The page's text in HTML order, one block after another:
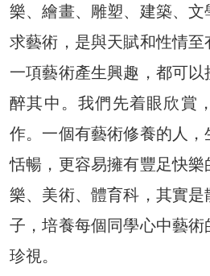
樂、繪畫、雕塑、建築、文
求藝術，是與天賦和性情
一項藝術產生興趣，都可
醉其中。我們先着眼欣賞
作。一個有藝術修養的人
恬暢，更容易擁有豐足快
樂、美術、體育科，其實
子，培養每個同學心中藝
珍視。